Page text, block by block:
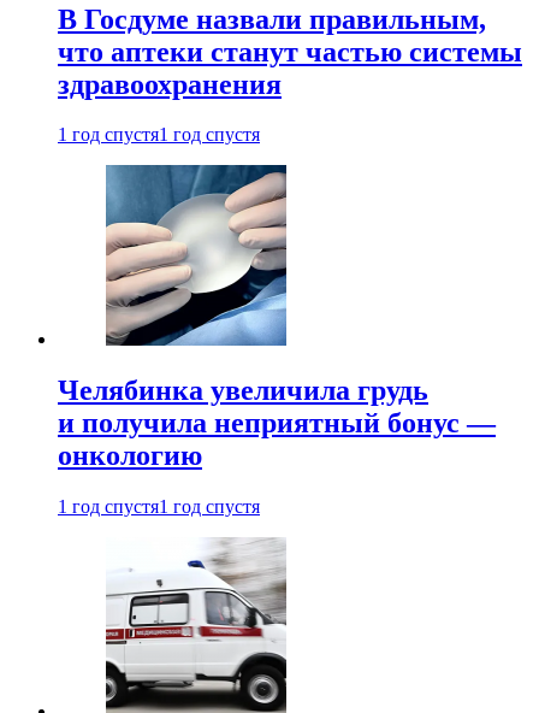
В Госдуме назвали правильным,
что аптеки станут частью системы
здравоохранения
1 год спустя1 год спустя
Челябинка увеличила грудь
и получила неприятный бонус —
онкологию
1 год спустя1 год спустя